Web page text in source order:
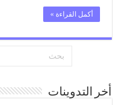
أكمل القراءة »
أخر التدوينات